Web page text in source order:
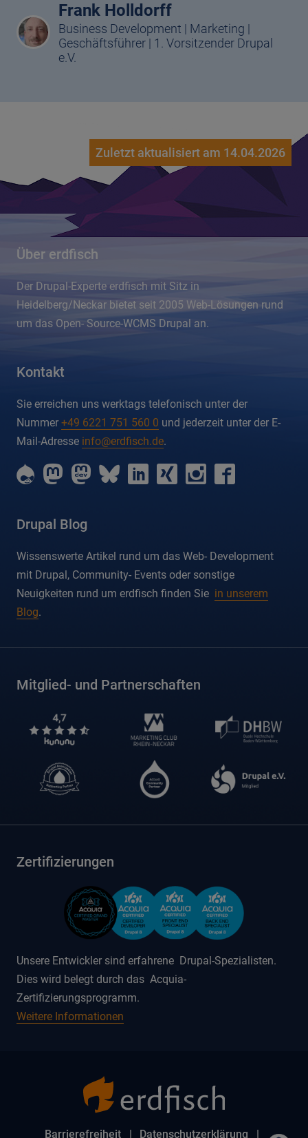
Frank Holldorff
Business Development | Marketing |
Geschäftsführer | 1. Vorsitzender Drupal
e.V.
Zuletzt aktualisiert am 14.04.2026
Über erdfisch
Der Drupal-Experte erdfisch mit Sitz in
Heidelberg/Neckar bietet seit 2005 Web-Lösungen rund
um das Open- Source-WCMS Drupal an.
Kontakt
Sie erreichen uns werktags telefonisch unter der
Nummer +49 6221 751 560 0 und jederzeit unter der E-
Mail-Adresse info@erdfisch.de.
erdfisch
on
erdfisch
on
erdfisch
on
erdfisch
on
erdfisch
on
erdfisch
on
erdfisch
on
Drupal Blog
Wissenswerte Artikel rund um das Web- Development
mit Drupal, Community- Events oder sonstige
Neuigkeiten rund um erdfisch finden Sie in unserem
Blog.
Mitglied- und Partnerschaften
Zertifizierungen
Unsere Entwickler sind erfahrene Drupal-Spezialisten.
Dies wird belegt durch das Acquia-
Zertifizierungsprogramm.
Weitere Informationen
Barrierefreiheit Datenschutzerklärung